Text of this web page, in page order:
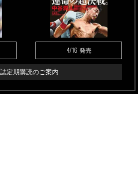
4/16 発売
定期購読のご案内